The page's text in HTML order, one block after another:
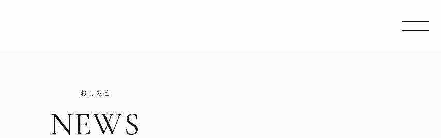
おしらせ
NEWS